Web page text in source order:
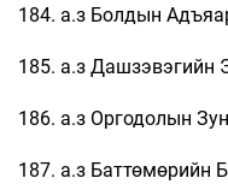
184. а.з Болдын
185. а.з Дашзэвэгийн
186. а.з Оргодолын
187. а.з Баттөмөрийн